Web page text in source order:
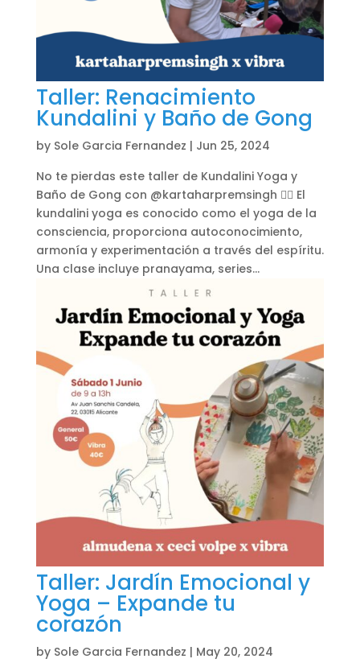
Taller: Renacimiento
Kundalini y Baño de Gong
by Sole Garcia Fernandez | Jun 25, 2024
No te pierdas este taller de Kundalini Yoga y
Baño de Gong con @kartaharpremsingh 🧘‍♀️ El
kundalini yoga es conocido como el yoga de la
consciencia, proporciona autoconocimiento,
armonía y experimentación a través del espíritu.
Una clase incluye pranayama, series...
Taller: Jardín Emocional y
Yoga – Expande tu
corazón
by Sole Garcia Fernandez | May 20, 2024